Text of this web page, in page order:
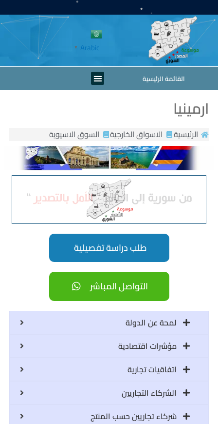
إلى
المحتوى
Arabic
▼
القائمة الرئيسية Menu
ارمينيا
الرئيسية الاسواق الخارجية السوق الاسيوية
طلب دراسة تفصيلية
التواصل المباشر
لمحة عن الدولة
مؤشرات اقتصادية
اتفاقيات تجارية
الشركاء التجاريين
شركاء تجاريين حسب المنتج